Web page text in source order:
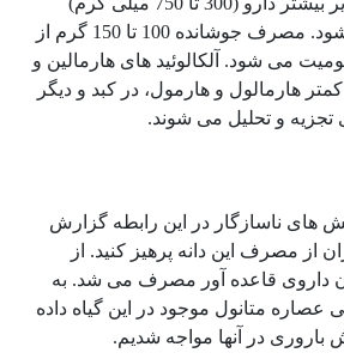
باعث ایجاد توهم می شود. مصرف جوشانده 100 تا 150 گرم از
می شود. آلکالوئید های هارمالین و
هارمالول و هارمول، در کبد و دیگر
تجزیه و تحلیل می شوند.
های ناسازگار در این رابطه گزارش
از مصرف این دانه پرهیز کنید. از
داروی قاعده آور مصرف می شد. به
متانول موجود در این گیاه داده
باروری در آنها مواجه شدیم.